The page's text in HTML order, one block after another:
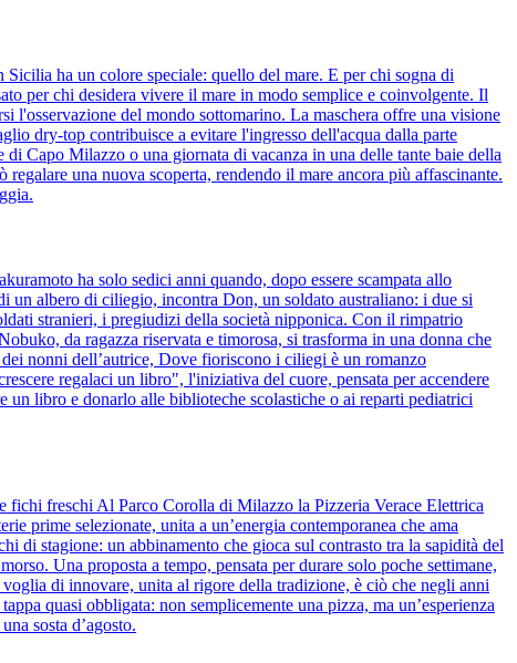
ha un colore speciale: quello del mare. E per chi sogna di
per chi desidera vivere il mare in modo semplice e coinvolgente. Il
l'osservazione del mondo sottomarino. La maschera offre una visione
dry-top contribuisce a evitare l'ingresso dell'acqua dalla parte
Capo Milazzo o una giornata di vacanza in una delle tante baie della
una nuova scoperta, rendendo il mare ancora più affascinante.
ha solo sedici anni quando, dopo essere scampata allo
un albero di ciliegio, incontra Don, un soldato australiano: i due si
stranieri, i pregiudizi della società nipponica. Con il rimpatrio
da ragazza riservata e timorosa, si trasforma in una donna che
nonni dell’autrice, Dove fioriscono i ciliegi è un romanzo
regalaci un libro", l'iniziativa del cuore, pensata per accendere
libro e donarlo alle biblioteche scolastiche o ai reparti pediatrici
fichi freschi Al Parco Corolla di Milazzo la Pizzeria Verace Elettrica
prime selezionate, unita a un’energia contemporanea che ama
di stagione: un abbinamento che gioca sul contrasto tra la sapidità del
Una proposta a tempo, pensata per durare solo poche settimane,
di innovare, unita al rigore della tradizione, è ciò che negli anni
quasi obbligata: non semplicemente una pizza, ma un’esperienza
sosta d’agosto.